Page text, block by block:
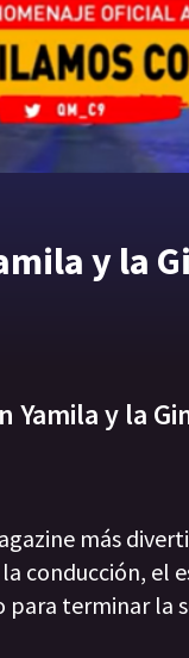
y la
Yamila y la
más
conducción,
para terminar la